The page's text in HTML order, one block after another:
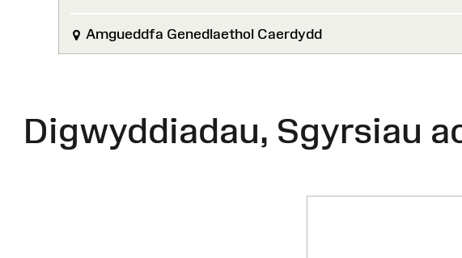
Amgueddfa Genedlaethol Caerdydd
Digwyddiadau, Sgyrsiau